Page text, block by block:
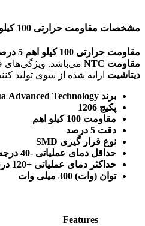
مشخصات مقاومت حرارتی 100 کیلو اهم 5 درصد 1206 SMD
مقاومت حرارتی 100 کیلو اهم 5 درصد 1206 SMD
مقاومت NTC
دیتاشیت ارایه شده از سوی تولید
برند Fenghua Advanced Technology
پکیج 1206
مقاومت 100 کیلو اهم
دقت 5 درصد
نوع قرار گیری SMD
حداقل دمای عملیاتی -40 درجه سانتیگراد
حداکثر دمای عملیاتی +120 درجه سانتیگراد
توان (وات) 300 میلی وات
Features